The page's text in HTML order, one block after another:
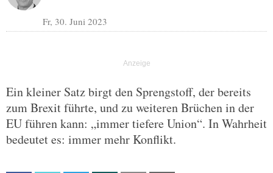
Fr, 30. Juni 2023
Ein kleiner Satz birgt den Sprengstoff, der bereits
zum Brexit führte, und zu weiteren Brüchen in der
EU führen kann: „immer tiefere Union“. In Wahrheit
bedeutet es: immer mehr Konflikt.